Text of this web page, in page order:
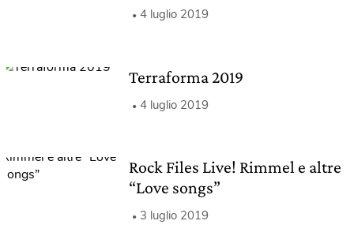
4 luglio 2019
Terraforma 2019
4 luglio 2019
Rock Files Live! Rimmel e altre
“Love songs”
3 luglio 2019